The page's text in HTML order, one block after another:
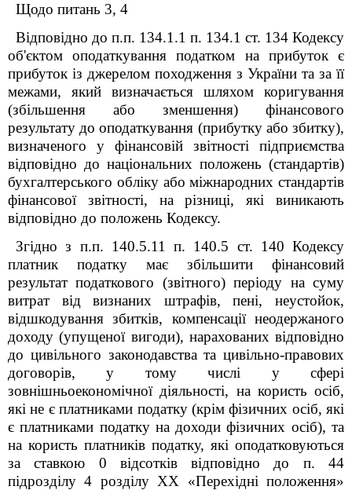
Щодо питань 3, 4
Відповідно до п.п. 134.1.1 п. 134.1 ст. 134 Кодексу
об'єктом оподаткування податком на прибуток є
прибуток із джерелом походження з України та за її
межами, який визначається шляхом коригування
(збільшення або зменшення) фінансового
результату до оподаткування (прибутку або збитку),
визначеного у фінансовій звітності підприємства
відповідно до національних положень (стандартів)
бухгалтерського обліку або міжнародних стандартів
фінансової звітності, на різниці, які виникають
відповідно до положень Кодексу.
Згідно з п.п. 140.5.11 п. 140.5 ст. 140 Кодексу
платник податку має збільшити фінансовий
результат податкового (звітного) періоду на суму
витрат від визнаних штрафів, пені, неустойок,
відшкодування збитків, компенсації неодержаного
доходу (упущеної вигоди), нарахованих відповідно
до цивільного законодавства та цивільно-правових
договорів, у тому числі у сфері
зовнішньоекономічної діяльності, на користь осіб,
які не є платниками податку (крім фізичних осіб, які
є платниками податку на доходи фізичних осіб), та
на користь платників податку, які оподатковуються
за ставкою 0 відсотків відповідно до п. 44
підрозділу 4 розділу XX «Перехідні положення»